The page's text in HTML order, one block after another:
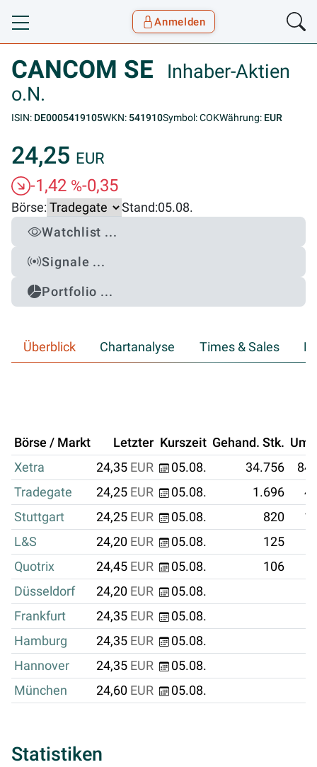
Toggle navigation
Anmelden
CANCOM SE
Inhaber-Aktien
o.N.
ISIN: DE0005419105WKN: 541910Symbol: COKWährung: EUR
24,25 EUR
-1,42 %-0,35
Börse: Stand:05.08.
Watchlist ...
Signale ...
Portfolio ...
Überblick Chartanalyse Times & Sales
Börse / Markt Letzter Kurszeit Gehand. Stk.
Xetra
24,35 EUR 05.08. 34.756
Tradegate
24,25 EUR 05.08. 1.696
Stuttgart
24,25 EUR 05.08. 820
L&S
24,20 EUR 05.08. 125
Quotrix
24,45 EUR 05.08. 106
Düsseldorf
24,20 EUR
05.08.
Frankfurt
24,35 EUR
05.08.
Hamburg
24,35 EUR
05.08.
Hannover
24,35 EUR
05.08.
München
24,60 EUR 05.08.
Statistiken